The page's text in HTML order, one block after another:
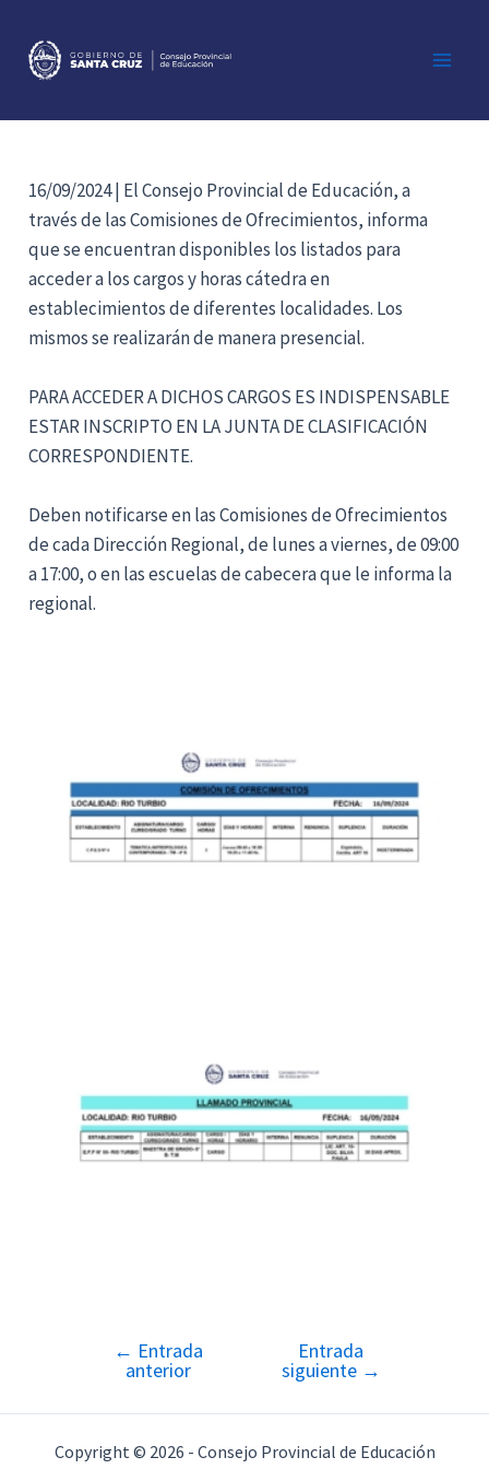
contenido
16/09/2024 | El Consejo Provincial de Educación, a
través de las Comisiones de Ofrecimientos, informa
que se encuentran disponibles los listados para
acceder a los cargos y horas cátedra en
establecimientos de diferentes localidades. Los
mismos se realizarán de manera presencial.
PARA ACCEDER A DICHOS CARGOS ES INDISPENSABLE
ESTAR INSCRIPTO EN LA JUNTA DE CLASIFICACIÓN
CORRESPONDIENTE.
Deben notificarse en las Comisiones de Ofrecimientos
de cada Dirección Regional, de lunes a viernes, de 09:00
a 17:00, o en las escuelas de cabecera que le informa la
regional.
Navegación
entradas
← Entrada
anterior
Entrada
siguiente →
Copyright © 2026 - Consejo Provincial de Educación